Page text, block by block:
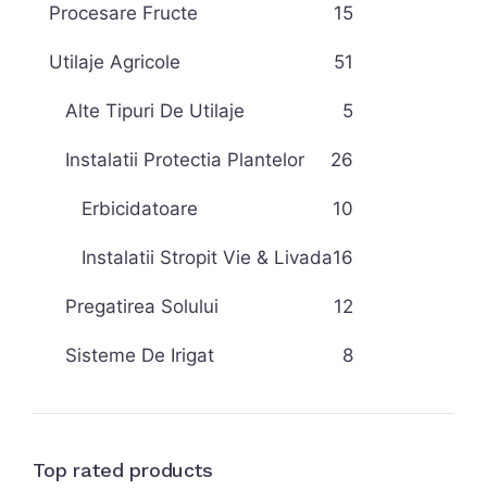
Procesare Fructe 15
Utilaje Agricole 51
Alte Tipuri De Utilaje 5
Instalatii Protectia Plantelor 26
Erbicidatoare 10
Instalatii Stropit Vie & Livada16
Pregatirea Solului 12
Sisteme De Irigat 8
Top rated products